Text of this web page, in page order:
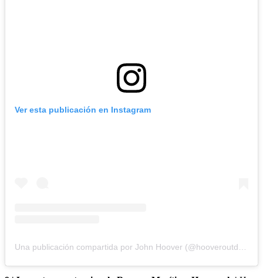
Ver esta publicación en Instagram